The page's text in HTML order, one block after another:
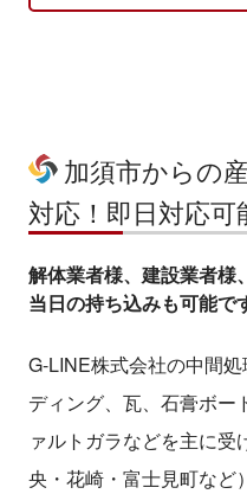
加須市からの
対応！即日対応可
解体業者様、建設業者様
当日の持ち込みも可能で
G-LINE株式会社の中間
ディング、瓦、石膏ボー
ァルトガラなどを主に受
央・花崎・富士見町など